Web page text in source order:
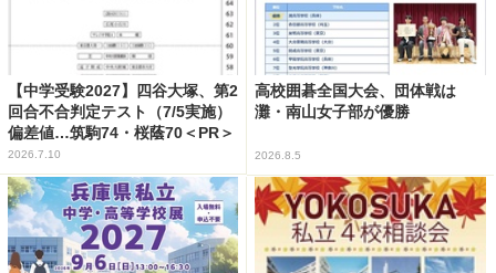
【中学受験2027】四谷大塚、第2
回合不合判定テスト（7/5実施）
偏差値…筑駒74・桜蔭70＜PR＞
2026.7.10
高校囲碁全国大会、団体戦は
灘・南山女子部が優勝
2026.8.5